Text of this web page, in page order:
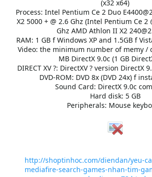
(x32 x64)
Process: Intel Pentium Ce 2 Duo
X2 5000 + @ 2.6 Ghz (Intel Pentium Ce 2
Ghz AMD Athlon II X2
RAM: 1 GB f Windows XP and 1.5GB f
Video: the minimum number of memy /
MB DirectX 9.0c (1 GB
DIRECT XV ?: DirectXV ? version DirectX
DVD-ROM: DVD 8x (DVD 24x) f
Sound Card: DirectX 9.0c
Hard disk: 5 GB
Peripherals: Mouse
http://shoptinhoc.com/diendan/yeu-
mediafire-search-games-nhan-tim-